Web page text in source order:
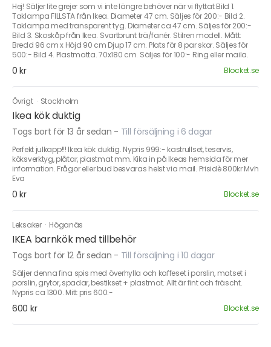
Hej! Säljer lite grejer som vi inte längre behöver när vi flyttat Bild 1.
Taklampa FILLSTA från Ikea. Diameter 47 cm. Säljes för 200:- Bild 2.
Taklampa med transparent tyg. Diameter ca 47 cm. Säljes för 200:-
Bild 3. Skoskåp från Ikea. Svartbrunt trä/fanér. Stilren modell. Mått:
Bredd 96 cm x Höjd 90 cm Djup 17 cm. Plats för 8 par skor. Säljes för
500:- Bild 4. Plastmatta. 70x180 cm. Säljes för 100:- Ring eller maila.
0 kr Blocket.se
Övrigt · Stockholm
Ikea kök duktig
Togs bort för 13 år sedan - Till försäljning i 6 dagar
Perfekt julkapp!!! Ikea kök duktig. Nypris 999:- kastrullset, teservis,
köksverktyg, plåtar, plastmat mm. Kika in på Ikeas hemsida för mer
information. Frågor eller bud besvaras helst via mail. Prisidè 800kr Mvh
Eva
0 kr Blocket.se
Leksaker · Höganäs
IKEA barnkök med tillbehör
Togs bort för 12 år sedan - Till försäljning i 10 dagar
Säljer denna fina spis med överhylla och kaffeset i porslin, matset i
porslin, grytor, spadar, bestikset + plastmat. Allt är fint och fräscht.
Nypris ca 1300. Mitt pris 600:-
600 kr Blocket.se